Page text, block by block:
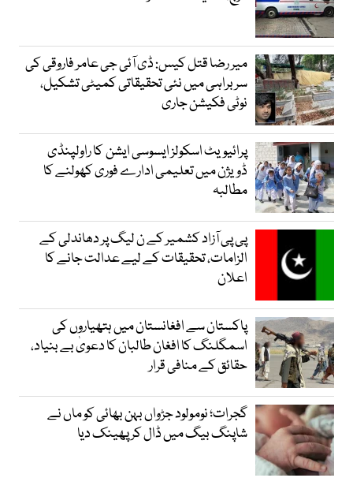
میر رضا قتل کیس: ڈی آئی جی عامر فاروقی کی
سربراہی میں نئی تحقیقاتی کمیٹی تشکیل،
نوٹی فکیشن جاری
پرائیویٹ اسکولز ایسوسی ایشن کا راولپنڈی
ڈویژن میں تعلیمی ادارے فوری کھولنے کا
مطالبہ
پی پی آزاد کشمیر کے ن لیگ پر دھاندلی کے
الزامات، تحقیقات کے لیے عدالت جانے کا
اعلان
پاکستان سے افغانستان میں ہتھیاروں کی
اسمگلنگ کا افغان طالبان کا دعویٰ بے بنیاد،
حقائق کے منافی قرار
گجرات؛ نومولود جڑواں بہن بھائی کو ماں نے
شاپنگ بیگ میں ڈال کر پھینک دیا